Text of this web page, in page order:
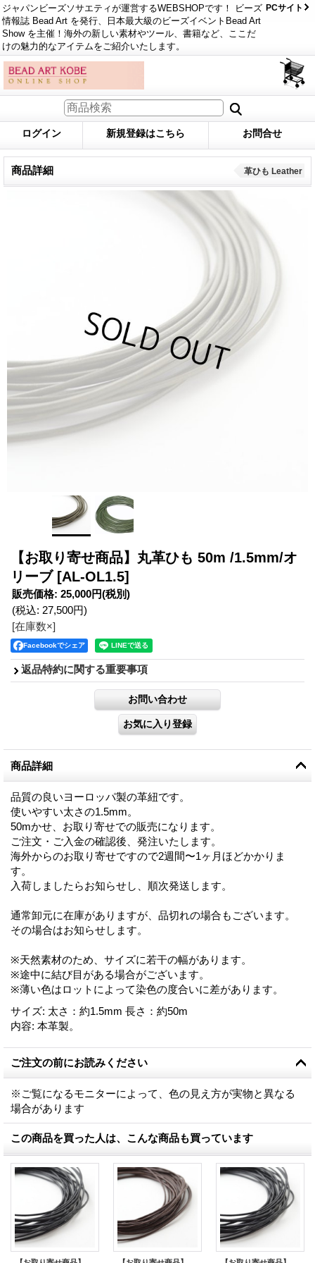
ジャパンビーズソサエティが運営するWEBSHOPです！ ビーズ
情報誌 Bead Art を発行、日本最大級のビーズイベントBead Art
Show を主催！海外の新しい素材やツール、書籍など、ここだ
けの魅力的なアイテムをご紹介いたします。
PCサイト
ログイン 新規登録はこちら お問合せ
商品詳細 革ひも Leather
【お取り寄せ商品】丸革ひも 50m /1.5mm/オ
リーブ [AL-OL1.5]
販売価格: 25,000円(税別)
(税込: 27,500円)
[在庫数×]
Facebookでシェア
返品特約に関する重要事項
商品詳細
品質の良いヨーロッパ製の革紐です。
使いやすい太さの1.5mm。
50mかせ、お取り寄せでの販売になります。
ご注文・ご入金の確認後、発注いたします。
海外からのお取り寄せですので2週間〜1ヶ月ほどかかりま
す。
入荷しましたらお知らせし、順次発送します。
通常卸元に在庫がありますが、品切れの場合もございます。
その場合はお知らせします。
※天然素材のため、サイズに若干の幅があります。
※途中に結び目がある場合がございます。
※薄い色はロットによって染色の度合いに差があります。
サイズ: 太さ：約1.5mm 長さ：約50m
内容: 本革製。
ご注文の前にお読みください
※ご覧になるモニターによって、色の見え方が実物と異なる
場合があります
この商品を買った人は、こんな商品も買っています